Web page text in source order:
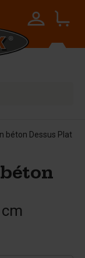
béton Dessus Plat